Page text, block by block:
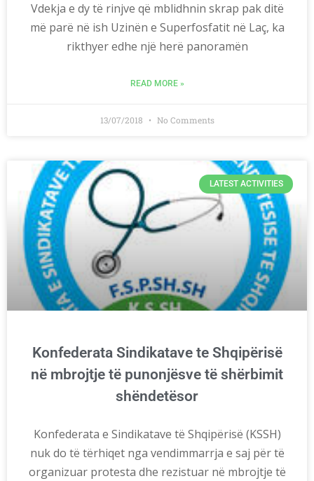
Vdekja e dy të rinjve që mblidhnin skrap pak ditë
më parë në ish Uzinën e Superfosfatit në Laç, ka
rikthyer edhe një herë panoramën
READ MORE »
13/07/2018 No Comments
LATEST ACTIVITIES
Konfederata Sindikatave te Shqipërisë
në mbrojtje të punonjësve të shërbimit
shëndetësor
Konfederata e Sindikatave të Shqipërisë (KSSH)
nuk do të tërhiqet nga vendimmarrja e saj për të
organizuar protesta dhe rezistuar në mbrojtje të